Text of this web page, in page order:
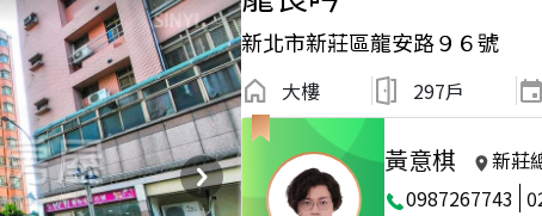
新北市新莊區龍安路９６號
大樓 297戶
黃意棋
新莊
0987267743